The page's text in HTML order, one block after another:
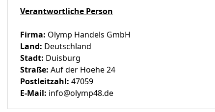
Verantwortliche Person
Firma: Olymp Handels GmbH
Land: Deutschland
Stadt: Duisburg
Straße: Auf der Hoehe 24
Postleitzahl: 47059
E-Mail: info@olymp48.de